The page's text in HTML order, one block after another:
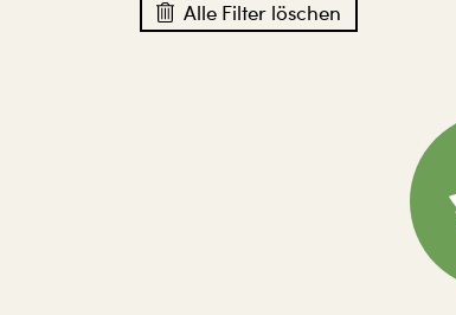
Alle Filter löschen